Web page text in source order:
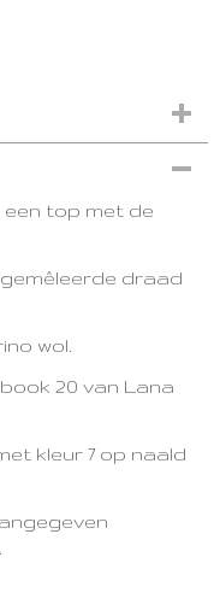
top met de
draad
wol.
20 van Lana
kleur 7 op naald